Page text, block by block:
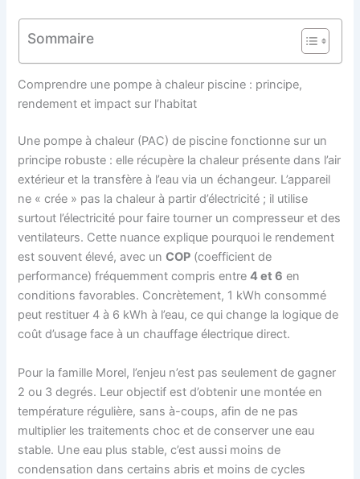
Sommaire
Comprendre une pompe à chaleur piscine : principe,
rendement et impact sur l’habitat
Une pompe à chaleur (PAC) de piscine fonctionne sur un
principe robuste : elle récupère la chaleur présente dans l’air
extérieur et la transfère à l’eau via un échangeur. L’appareil
ne « crée » pas la chaleur à partir d’électricité ; il utilise
surtout l’électricité pour faire tourner un compresseur et des
ventilateurs. Cette nuance explique pourquoi le rendement
est souvent élevé, avec unCOP (coefficient de
performance) fréquemment compris entre4 et 6 en
conditions favorables. Concrètement, 1 kWh consommé
peut restituer 4 à 6 kWh à l’eau, ce qui change la logique de
coût d’usage face à un chauffage électrique direct.
Pour la famille Morel, l’enjeu n’est pas seulement de gagner
2 ou 3 degrés. Leur objectif est d’obtenir une montée en
température régulière, sans à-coups, afin de ne pas
multiplier les traitements choc et de conserver une eau
stable. Une eau plus stable, c’est aussi moins de
condensation dans certains abris et moins de cycles